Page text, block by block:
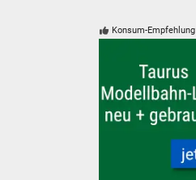
Konsum-Empfehlung